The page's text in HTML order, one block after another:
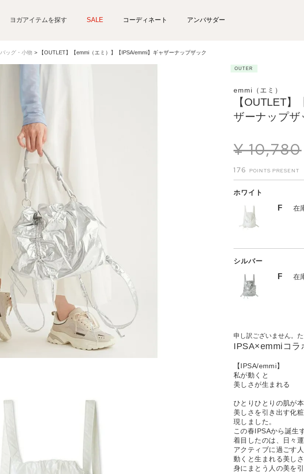
ヨガアイテムを探す SALE コーディネート アンバサダー
バッグ・小物 【OUTLET】【emmi（エミ）】【IPSA/emmi】ギャザーナップザック
OUTER
emmi（エミ）
【OUTLET
ザーナップザ
¥ 10,780
176
ホワイト
F 在
シルバー
F 在
申し訳ございません。
IPSA×emmiコラ
【IPSA/emmi】
私が動くと
美しさが生まれる
ひとりひとりの肌が
美しさを引き出す化
現しました。
この春IPSAから誕生
着目したのは、日々
アクティブに過ごす
動くと生まれる美し
身にまとう人の美を引